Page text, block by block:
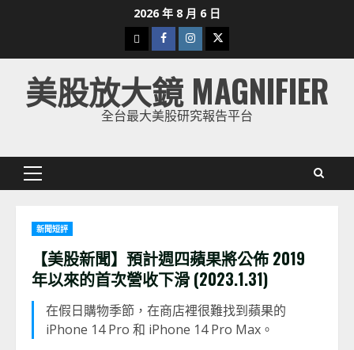
2026 年 8 月 6 日
下
載
美
股
Facebook
Instagram
Twitter
美股放大鏡 MAGNIFIER
全台最大美股研究報告平台
Primary
新聞短評
【美股新聞】預計週四蘋果將公佈 2019
年以來的首次營收下滑 (2023.1.31)
在假日購物季節，在商店裡很難找到蘋果的
iPhone 14 Pro 和 iPhone 14 Pro Max。